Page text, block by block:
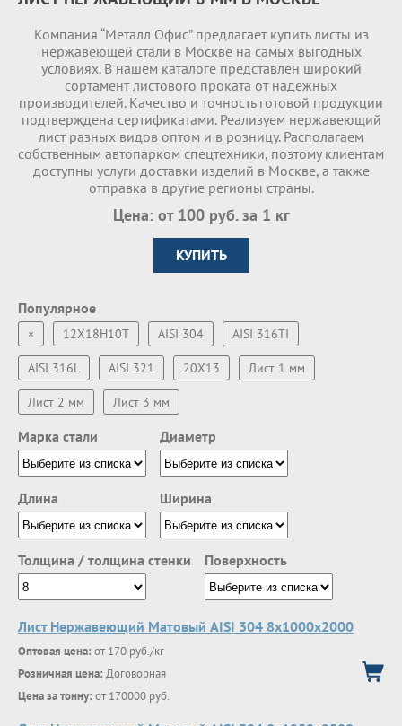
Компания “Металл Офис” предлагает купить листы из
нержавеющей стали в Москве на самых выгодных
условиях. В нашем каталоге представлен широкий
сортамент листового проката от надежных
производителей. Качество и точность готовой продукции
подтверждена сертификатами. Реализуем нержавеющий
лист разных видов оптом и в розницу. Располагаем
собственным автопарком спецтехники, поэтому клиентам
доступны услуги доставки изделий в Москве, а также
отправка в другие регионы страны.
Цена: от 100 руб. за 1 кг
КУПИТЬ
Популярное
× 12Х18Н10Т AISI 304 AISI 316TI
AISI 316L AISI 321 20Х13 Лист 1 мм
Лист 2 мм Лист 3 мм
Марка стали Диаметр
Длина Ширина
Толщина / толщина стенки Поверхность
Лист Нержавеющий Матовый AISI 304 8х1000х2000
Оптовая цена: от 170 руб./кг
Розничная цена: Договорная
Цена за тонну: от 170000 руб.